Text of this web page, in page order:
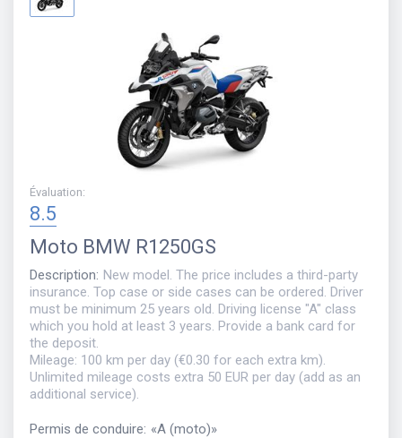
Évaluation:
8.5
Moto BMW R1250GS
Description: New model. The price includes a third-party
insurance. Top case or side cases can be ordered. Driver
must be minimum 25 years old. Driving license "A" class
which you hold at least 3 years. Provide a bank card for
the deposit.
Mileage: 100 km per day (€0.30 for each extra km).
Unlimited mileage costs extra 50 EUR per day (add as an
additional service).
Permis de conduire: «A (moto)»